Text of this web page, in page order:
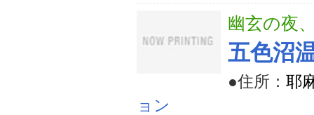
幽玄の夜
五色沼
●住所： 耶
ョン